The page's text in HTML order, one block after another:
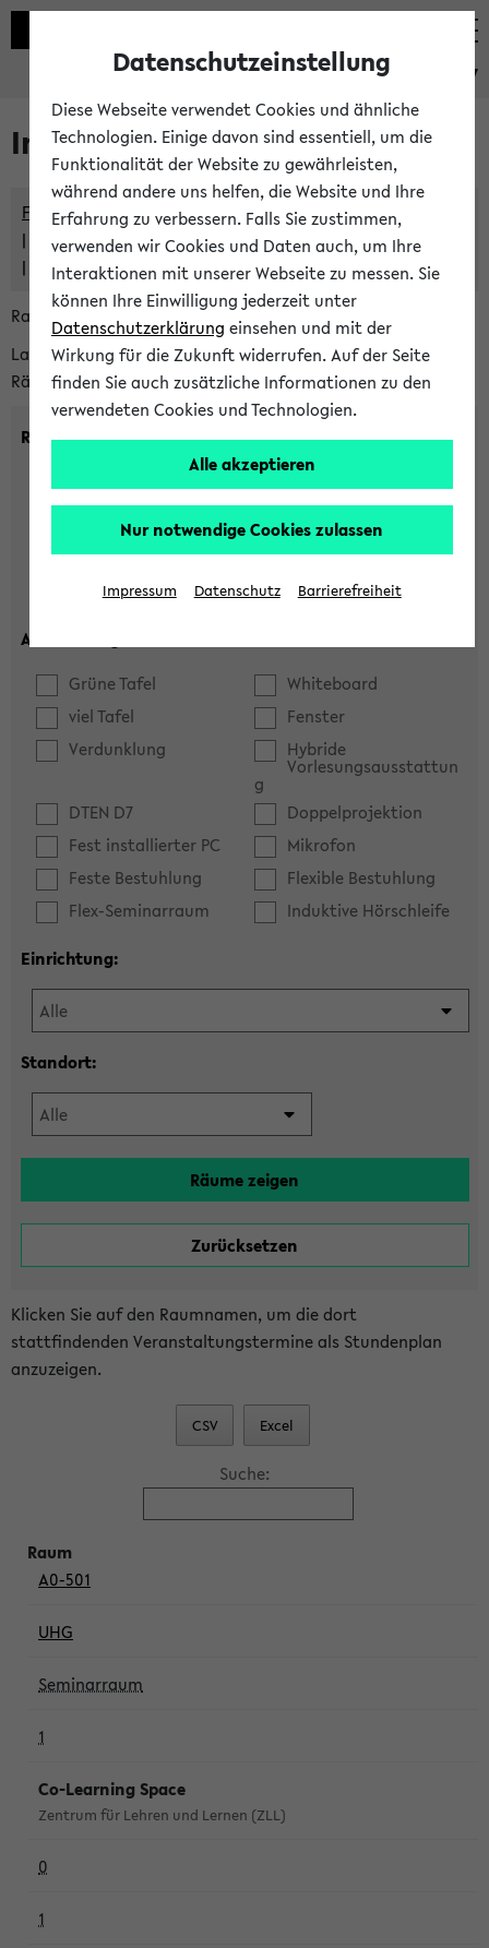
eKVV
Im eKVV verwaltete Räume
Freie Räume und Veranstaltungsüberschneidungen
Raumüberschneidungen
Hinweise der zentralen Raumvergabe
Raumanfragen:
raumvergabe@uni-bielefeld.de
Lassen Sie sich alle Räume anzeigen oder suchen Sie nach
Räumen mit bestimmten Eigenschaften:
Raumkriterien:
max. Plätze:
Ausstattung:
Grüne Tafel
Whiteboard
viel Tafel
Fenster
Verdunklung
Hybride
Vorlesungsausstattun
g
DTEN D7
Doppelprojektion
Fest installierter PC
Mikrofon
Feste Bestuhlung
Flexible Bestuhlung
Flex-Seminarraum
Induktive Hörschleife
Einrichtung:
Standort:
Klicken Sie auf den Raumnamen, um die dort
stattfindenden Veranstaltungstermine als Stundenplan
anzuzeigen.
CSV Excel
Suche:
A0-501
UHG
Seminarraum
1
Co-Learning Space
Zentrum für Lehren und Lernen (ZLL)
0
1
Datenschutzeinstellung
Diese Webseite verwendet Cookies und ähnliche
Technologien. Einige davon sind essentiell, um die
Funktionalität der Website zu gewährleisten,
während andere uns helfen, die Website und Ihre
Erfahrung zu verbessern. Falls Sie zustimmen,
verwenden wir Cookies und Daten auch, um Ihre
Interaktionen mit unserer Webseite zu messen. Sie
können Ihre Einwilligung jederzeit unter
Datenschutzerklärung einsehen und mit der
Wirkung für die Zukunft widerrufen. Auf der Seite
finden Sie auch zusätzliche Informationen zu den
verwendeten Cookies und Technologien.
Alle akzeptieren
Nur notwendige Cookies zulassen
Impressum Datenschutz Barrierefreiheit